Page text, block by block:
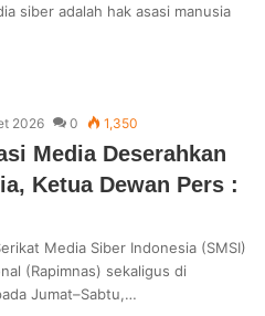
siber adalah hak asasi manusia
2026 0 1,350
Media Deserahkan
Ketua Dewan Pers :
Media Siber Indonesia (SMSI)
(Rapimnas) sekaligus di
Jumat–Sabtu,…